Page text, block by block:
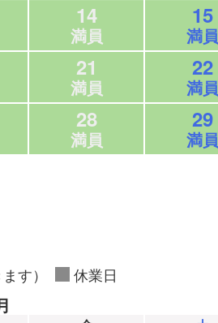
14
満員
15
満員
21
満員
22
満員
28
満員
29
満員
す） 休業日